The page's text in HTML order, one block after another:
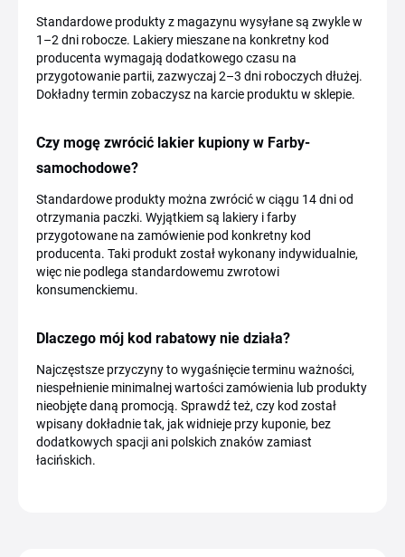
Standardowe produkty z magazynu wysyłane są zwykle w
1–2 dni robocze. Lakiery mieszane na konkretny kod
producenta wymagają dodatkowego czasu na
przygotowanie partii, zazwyczaj 2–3 dni roboczych dłużej.
Dokładny termin zobaczysz na karcie produktu w sklepie.
Czy mogę zwrócić lakier kupiony w Farby-
samochodowe?
Standardowe produkty można zwrócić w ciągu 14 dni od
otrzymania paczki. Wyjątkiem są lakiery i farby
przygotowane na zamówienie pod konkretny kod
producenta. Taki produkt został wykonany indywidualnie,
więc nie podlega standardowemu zwrotowi
konsumenckiemu.
Dlaczego mój kod rabatowy nie działa?
Najczęstsze przyczyny to wygaśnięcie terminu ważności,
niespełnienie minimalnej wartości zamówienia lub produkty
nieobjęte daną promocją. Sprawdź też, czy kod został
wpisany dokładnie tak, jak widnieje przy kuponie, bez
dodatkowych spacji ani polskich znaków zamiast
łacińskich.